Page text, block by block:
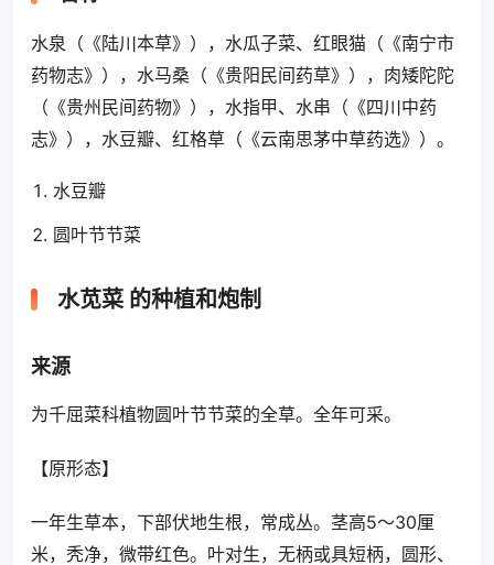
水泉（《陆川本草》），水瓜子菜、红眼猫（《南宁市
药物志》），水马桑（《贵阳民间药草》），肉矮陀陀
（《贵州民间药物》），水指甲、水串（《四川中药
志》），水豆瓣、红格草（《云南思茅中草药选》）。
水豆瓣
圆叶节节菜
水苋菜 的种植和炮制
来源
为千屈菜科植物圆叶节节菜的全草。全年可采。
【原形态】
一年生草本，下部伏地生根，常成丛。茎高5～30厘
米，秃净，微带红色。叶对生，无柄或具短柄，圆形、